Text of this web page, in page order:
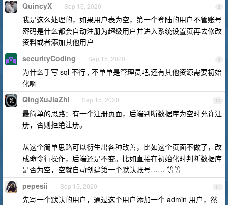
8
QuincyX Sep 15, 2020
我是这么处理的，如果用户表为空，第一个登陆的用户不管账号
密码是什么都会自动注册为超级用户并进入系统设置页再去修改
资料或者添加其他用户
9
securityCoding Sep 15, 2020
为什么手写 sql 不行 , 不单单是管理员吧,还有其他资源需要初始
化啊
10
QingXuJiaZhi Sep 15, 2020
最简单的思路：有一个注册页面，后端判断数据库为空时允许注
册，否则拒绝注册。
从这个简单思路可以衍生出各种改善，比如这个页面不做了，改
成命令行操作，后端还是不变。比如直接在初始化时判断数据库
是否为空，空就自动创建第一个默认账号…… 等等
11
pepesii Sep 15, 2020
先写一个默认的用户，通过这个用户添加一个 admin 用户，然